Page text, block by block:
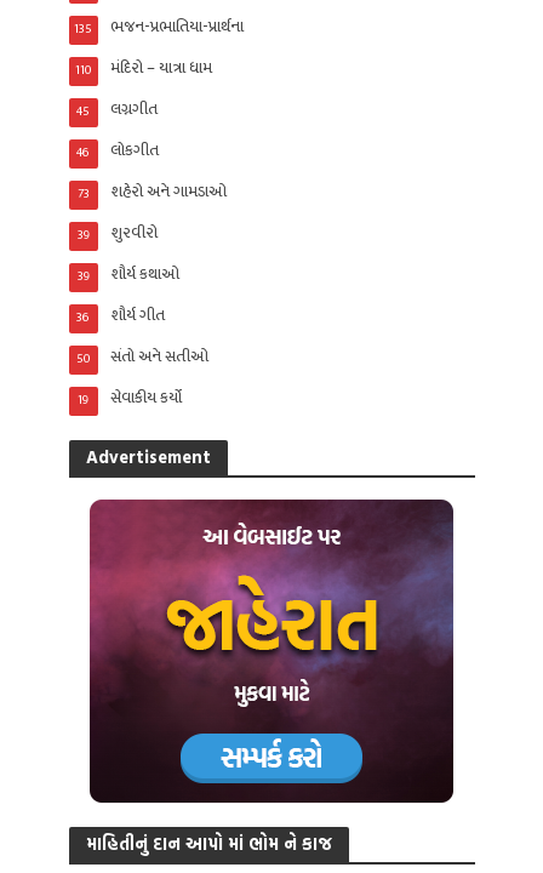
ભજન-પ્રભાતિયા-પ્રાર્થના
135
મંદિરો – યાત્રા ધામ
110
લગ્નગીત
45
લોકગીત
46
શહેરો અને ગામડાઓ
73
શુરવીરો
39
શૌર્ય કથાઓ
39
શૌર્ય ગીત
36
સંતો અને સતીઓ
50
સેવાકીય કર્યો
19
Advertisement
માહિતીનું દાન આપો માં ભોમ ને કાજ